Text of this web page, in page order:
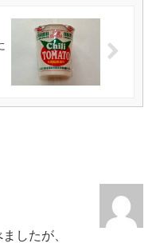
したが、